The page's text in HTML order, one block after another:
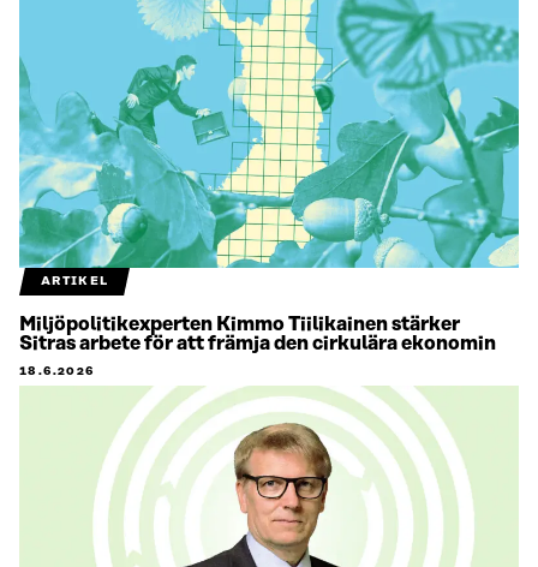
ARTIKEL
Miljöpolitikexperten Kimmo Tiilikainen stärker
Sitras arbete för att främja den cirkulära ekonomin
18.6.2026